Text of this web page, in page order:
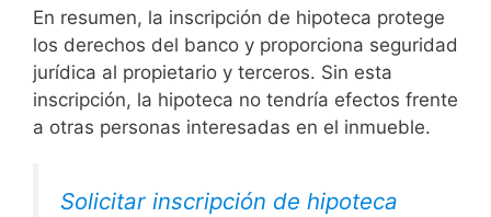
En resumen, la inscripción de hipoteca protege
los derechos del banco y proporciona seguridad
jurídica al propietario y terceros. Sin esta
inscripción, la hipoteca no tendría efectos frente
a otras personas interesadas en el inmueble.
Solicitar inscripción de hipoteca